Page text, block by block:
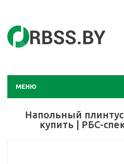
МЕНЮ
Напольный плинтус
купить | РБС-